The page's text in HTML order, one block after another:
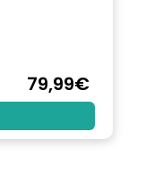
79,99€